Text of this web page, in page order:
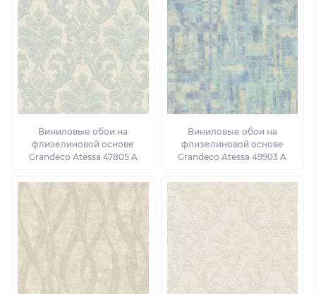
Виниловые обои на
флизелиновой основе
Grandeco Atessa 47805 A
Виниловые обои на
флизелиновой основе
Grandeco Atessa 49903 A